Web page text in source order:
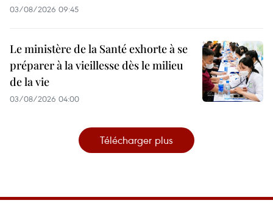
03/08/2026 09:45
Le ministère de la Santé exhorte à se
préparer à la vieillesse dès le milieu
de la vie
03/08/2026 04:00
Télécharger plus